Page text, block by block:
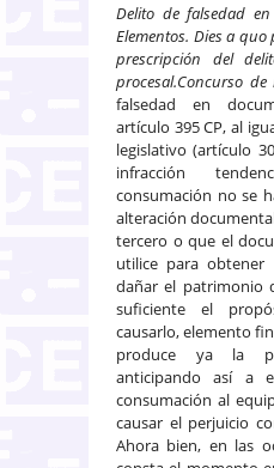
Delito de falsedad
Elementos. Dies a
prescripción del
procesal.Concurso de
falsedad en
artículo 395 CP, al
legislativo (artículo
infracción
consumación no se
alteración
tercero o que el
utilice para
dañar el patrimonio
suficiente el
causarlo, elemento
produce ya la
anticipando así a
consumación al
causar el perjuicio
Ahora bien, en las